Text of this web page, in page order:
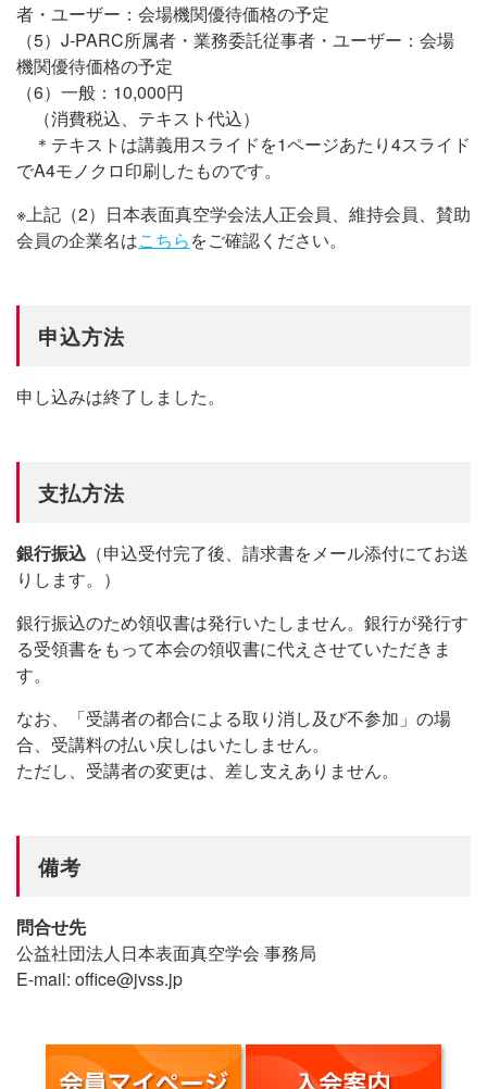
者・ユーザー：会場機関優待価格の予定
（5）J-PARC所属者・業務委託従事者・ユーザー：会場
機関優待価格の予定
（6）一般：10,000円
（消費税込、テキスト代込）
＊テキストは講義用スライドを1ページあたり4スライド
でA4モノクロ印刷したものです。
※上記（2）日本表面真空学会法人正会員、維持会員、賛助
会員の企業名はこちらをご確認ください。
申込方法
申し込みは終了しました。
支払方法
銀行振込 （申込受付完了後、請求書をメール添付にてお送
りします。）
銀行振込のため領収書は発行いたしません。銀行が発行す
る受領書をもって本会の領収書に代えさせていただきま
す。
なお、「受講者の都合による取り消し及び不参加」の場
合、受講料の払い戻しはいたしません。
ただし、受講者の変更は、差し支えありません。
備考
問合せ先
公益社団法人日本表面真空学会 事務局
E-mail: office@jvss.jp